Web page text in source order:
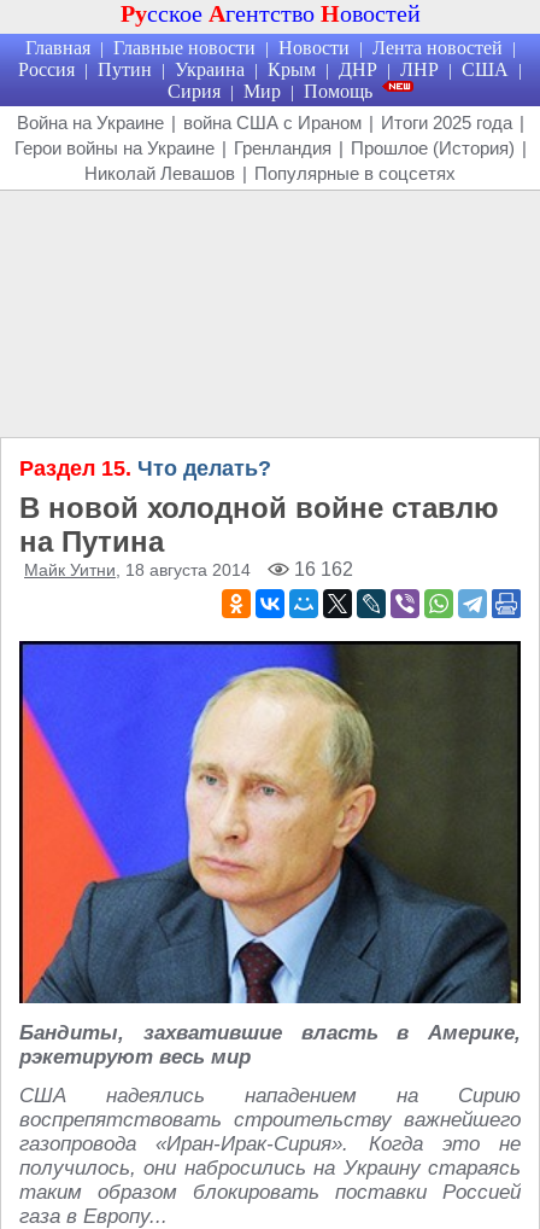
Русское Агентство Новостей
Главная | Главные новости | Новости | Лента новостей |
Россия | Путин | Украина | Крым | ДНР | ЛНР | США |
Сирия | Мир | Помощь
Война на Украине | война США с Ираном | Итоги 2025 года |
Герои войны на Украине | Гренландия | Прошлое (История) |
Николай Левашов | Популярные в соцсетях
Раздел 15. Что делать?
В новой холодной войне ставлю
на Путина
Майк Уитни , 18 августа 2014 16 162
Бандиты, захватившие власть в Америке,
рэкетируют весь мир
США надеялись нападением на Сирию
воспрепятствовать строительству важнейшего
газопровода «Иран-Ирак-Сирия». Когда это не
получилось, они набросились на Украину стараясь
таким образом блокировать поставки Россией
газа в Европу...